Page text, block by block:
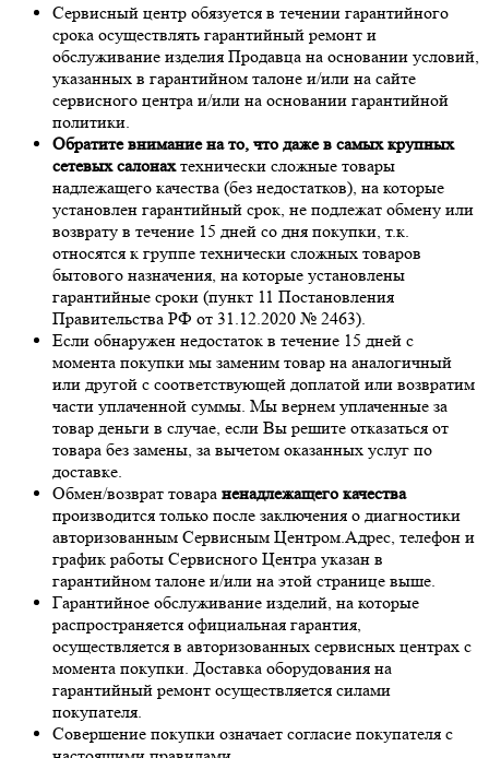
Сервисный центр обязуется в течении гарантийного
срока осуществлять гарантийный ремонт и
обслуживание изделия Продавца на основании условий,
указанных в гарантийном талоне и/или на сайте
сервисного центра и/или на основании гарантийной
политики.
Обратите внимание на то, что даже в самых крупных
сетевых салонахтехнически сложные товары
надлежащего качества (без недостатков), на которые
установлен гарантийный срок, не подлежат обмену или
возврату в течение 15 дней со дня покупки, т.к.
относятся к группе технически сложных товаров
бытового назначения, на которые установлены
гарантийные сроки (пункт 11 Постановления
Правительства РФ от 31.12.2020 № 2463).
Если обнаружен недостаток в течение 15 дней с
момента покупки мы заменим товар на аналогичный
или другой с соответствующей доплатой или возвратим
части уплаченной суммы. Мы вернем уплаченные за
товар деньги в случае, если Вы решите отказаться от
товара без замены, за вычетом оказанных услуг по
доставке.
Обмен/возврат товара ненадлежащего качества
производится только после заключения о диагностики
авторизованным Сервисным Центром.Адрес, телефон и
график работы Сервисного Центра указан в
гарантийном талоне и/или на этой странице выше.
Гарантийное обслуживание изделий, на которые
распространяется официальная гарантия,
осуществляется в авторизованных сервисных центрах с
момента покупки. Доставка оборудования на
гарантийный ремонт осуществляется силами
покупателя.
Совершение покупки означает согласие покупателя с